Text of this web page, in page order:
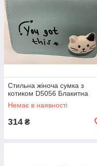
Стильна жіноча сумка з
котиком D5056 Блакитна
Немає в наявності
314 ₴